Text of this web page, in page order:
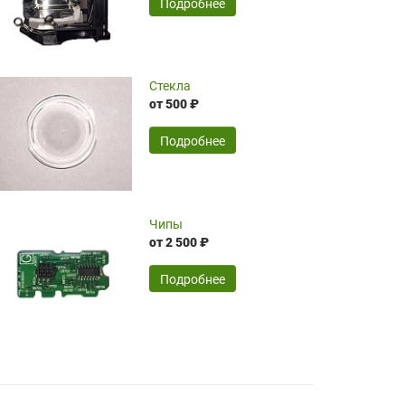
оптимизированной стоимости, чему
чрезмерно благодарны!)))
24.04.2026
широкий ассортимент ламп, как оригиналов,
так и аналогов.Быстрое оформление и
передача в доставку, приемлемые цены. Мне
понравилось.
Читать полностью
16.04.2026
Подробнее
Стекла
от 500 ₽
Подробнее
Чипы
от 2 500 ₽
Подробнее